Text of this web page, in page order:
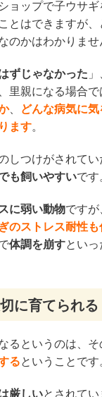
ョップで子ウサ
とはできますが
のかはわかりませ
ずじゃなかった
里親になる場合
、
どんな病気に
ます。
しつけがされて
も飼いやすいです
に弱い動物ですが
のストレス耐性も
体調を崩すといっ
に育てられる
るというのは、そ
るということです
厳しいとされてい